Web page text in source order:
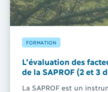
FORMATION
L’évaluation des
de la SAPROF (2 et 3
La SAPROF est un